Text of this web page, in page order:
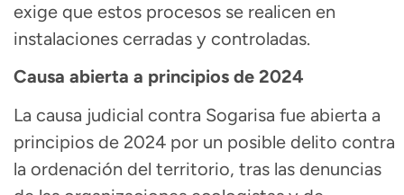
exige que estos procesos se realicen en
instalaciones cerradas y controladas.
Causa abierta a principios de 2024
La causa judicial contra Sogarisa fue abierta a
principios de 2024 por un posible delito contra
la ordenación del territorio, tras las denuncias